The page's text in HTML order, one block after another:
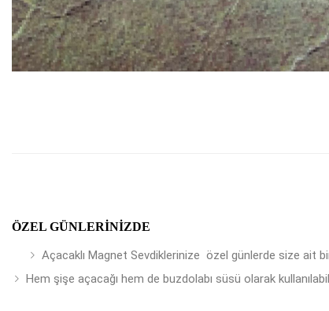
ÖZEL GÜNLERINIZDE
Açacaklı Magnet Sevdiklerinize özel günlerde size ait
Hem şişe açacağı hem de buzdolabı süsü olarak